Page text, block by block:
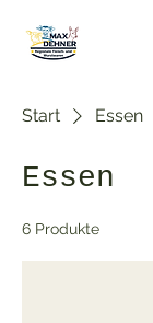
Start Essen
Essen
6 Produkte